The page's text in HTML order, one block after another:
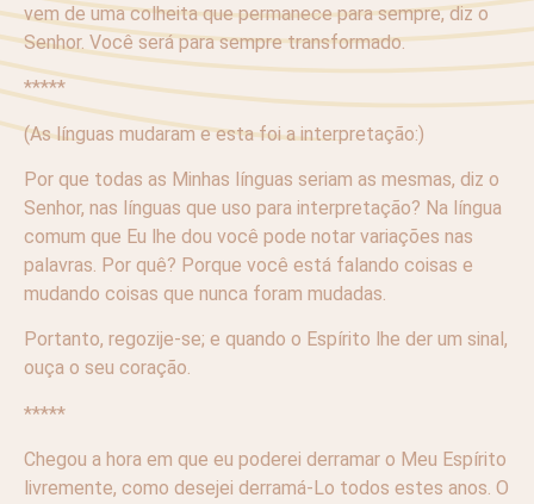
vem de uma colheita que permanece para sempre, diz o
Senhor. Você será para sempre transformado.
*****
(As línguas mudaram e esta foi a interpretação:)
Por que todas as Minhas línguas seriam as mesmas, diz o
Senhor, nas línguas que uso para interpretação? Na língua
comum que Eu lhe dou você pode notar variações nas
palavras. Por quê? Porque você está falando coisas e
mudando coisas que nunca foram mudadas.
Portanto, regozije-se; e quando o Espírito lhe der um sinal,
ouça o seu coração.
*****
Chegou a hora em que eu poderei derramar o Meu Espírito
livremente, como desejei derramá-Lo todos estes anos. O